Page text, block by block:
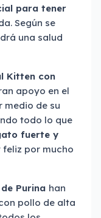
para tener
Según se
una salud
Kitten con
apoyo en el
medio de su
todo lo que
fuerte y
feliz por mucho
Purina han
pollo de alta